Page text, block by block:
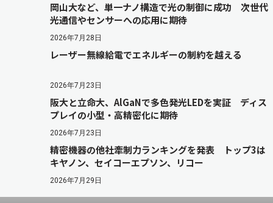
岡山大など、単一ナノ構造で光の制御に成功 次世代
光通信やセンサーへの応用に期待
2026年7月28日
レーザー無線給電でエネルギーの制約を越える
2026年7月23日
阪大と立命大、AlGaNで多色発光LEDを実証 ディス
プレイの小型・高精密化に期待
2026年7月23日
精密機器の他社牽制力ランキングを発表 トップ3は
キヤノン、セイコーエプソン、リコー
2026年7月29日